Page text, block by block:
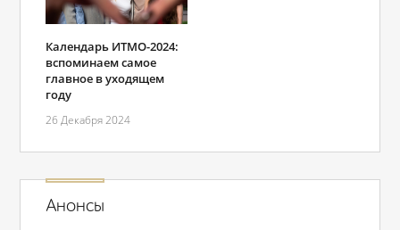
Календарь ИТМО-2024:
вспоминаем самое
главное в уходящем
году
26 Декабря 2024
Анонсы